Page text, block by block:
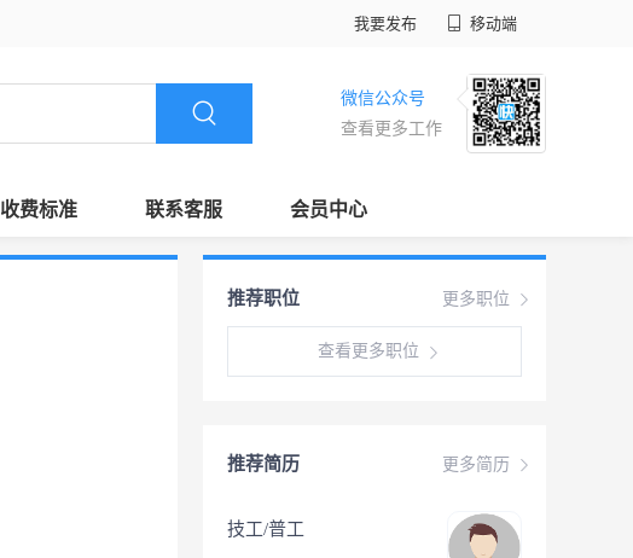
我要发布 移动端
微信公众号
查看更多工作
收费标准 联系客服 会员中心
更多职位
推荐职位
查看更多职位
更多简历
推荐简历
技工/普工